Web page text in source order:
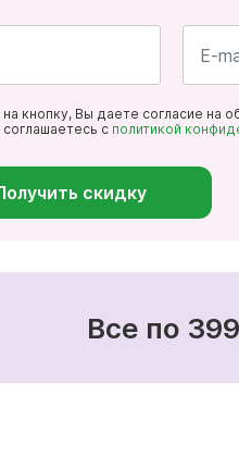
*
кнопку, Вы даете согласие на
с политикой
скидку
Все по